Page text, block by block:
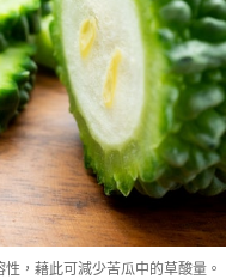
，藉此可減少苦瓜中的草酸量。